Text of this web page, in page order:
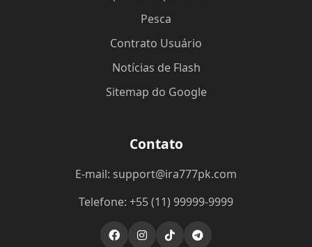
Pesca
Contrato Usuário
Notícias de Flash
Sitemap do Google
Contato
E-mail: support@ira777pk.com
Telefone: +55 (11) 99999-9999